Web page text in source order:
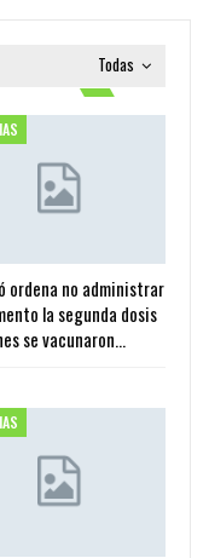
Todas
ordena no administrar
la segunda dosis
se vacunaron…